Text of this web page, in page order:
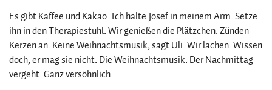
Es gibt Kaffee und Kakao. Ich halte Josef in meinem Arm. Setze
ihn in den Therapiestuhl. Wir genießen die Plätzchen. Zünden
Kerzen an. Keine Weihnachtsmusik, sagt Uli. Wir lachen. Wissen
doch, er mag sie nicht. Die Weihnachtsmusik. Der Nachmittag
vergeht. Ganz versöhnlich.